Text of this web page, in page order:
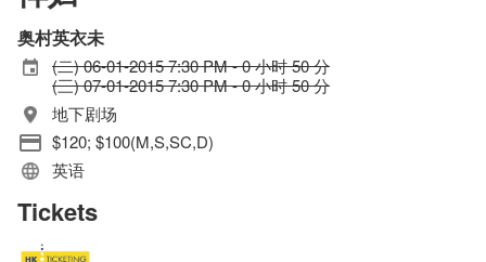
奥村英衣未
(二) 06-01-2015 7:30 PM - 0 小时 50 分
(三) 07-01-2015 7:30 PM - 0 小时 50 分
地下剧场
$120; $100(M,S,SC,D)
英语
Tickets